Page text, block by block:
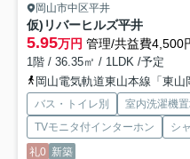
岡山市中区平井
仮)リバーヒルズ平井
5.95万円 管理/共益費4,500
1階 / 36.35㎡ / 1LDK /予定
岡山電気軌道東山本線「東山岡電ミュ
バス・トイレ別 室内洗濯機
TVモニタ付インターホン
シ
礼0 新築